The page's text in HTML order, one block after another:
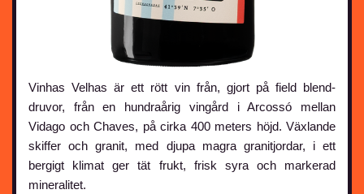
Vinhas Velhas är ett rött vin från, gjort på field blend-
druvor, från en hundraårig vingård i Arcossó mellan
Vidago och Chaves, på cirka 400 meters höjd. Växlande
skiffer och granit, med djupa magra granitjordar, i ett
bergigt klimat ger tät frukt, frisk syra och markerad
mineralitet.